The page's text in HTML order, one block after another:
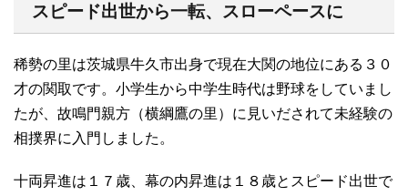
スピード出世から一転、スローペースに
稀勢の里は茨城県牛久市出身で現在大関の地位にある３０
才の関取です。小学生から中学生時代は野球をしていまし
たが、故鳴門親方（横綱鷹の里）に見いだされて未経験の
相撲界に入門しました。
十両昇進は１７歳、幕の内昇進は１８歳とスピード出世で